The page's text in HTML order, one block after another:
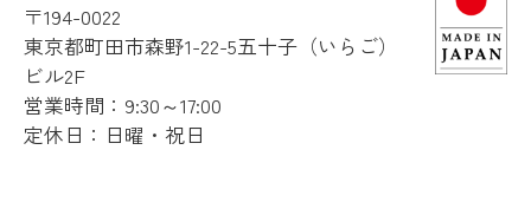
〒194-0022
東京都町田市森野1-22-5五十子（いらご）
ビル2F
営業時間：9:30～17:00
定休日：日曜・祝日